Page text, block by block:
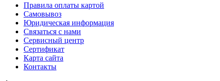
Правила оплаты картой
Самовывоз
Юридическая информация
Связаться с нами
Сервисный центр
Сертификат
Карта сайта
Контакты